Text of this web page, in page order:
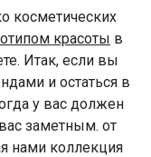
косметических
красоты в
Итак, если вы
и остаться в
у вас должен
заметным. от
нами коллекция